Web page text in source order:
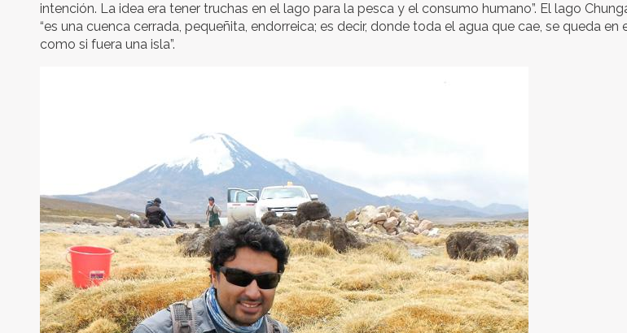
intención. La idea era tener truchas en el lago para la pesca y el consumo humano”. El lago
“es una cuenca cerrada, pequeñita, endorreica; es decir, donde toda el agua que cae, se queda en
como si fuera una isla”.